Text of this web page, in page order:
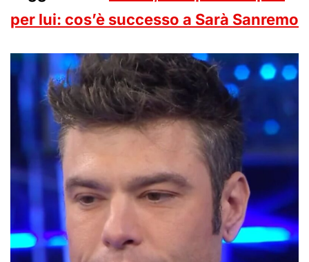
per lui: cos’è successo a Sarà Sanremo